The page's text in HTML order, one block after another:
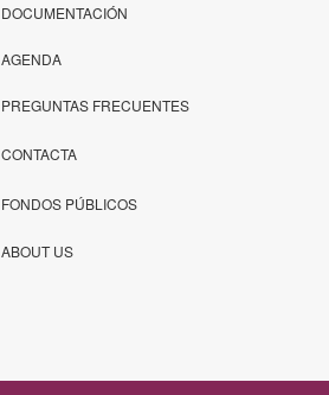
DOCUMENTACIÓN
AGENDA
PREGUNTAS FRECUENTES
CONTACTA
FONDOS PÚBLICOS
ABOUT US